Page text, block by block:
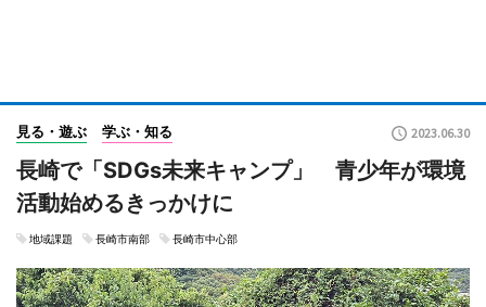
見る・遊ぶ 学ぶ・知る 2023.06.30
長崎で「SDGs未来キャンプ」 青少年が環境
活動始めるきっかけに
地域課題 長崎市南部 長崎市中心部